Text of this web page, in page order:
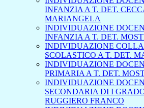
INFANZIA A T. DET.
MARIANGELA
INDIVIDUAZIONE
INFANZIA A T. DET.
INDIVIDUAZIONE
SCOLASTICO A T. DET.
INDIVIDUAZIONE
PRIMARIA A T. DET.
INDIVIDUAZIONE
SECONDARIA DI I
RUGGIERO FRANCO